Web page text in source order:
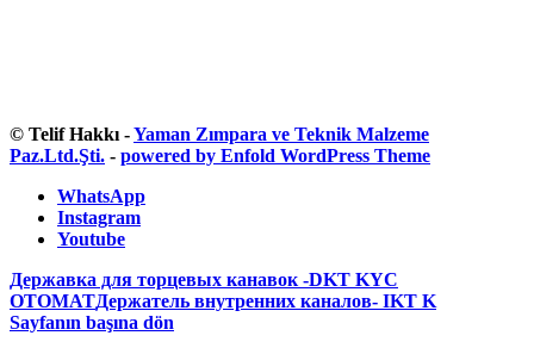
© Telif Hakkı -Yaman Zımpara ve Teknik Malzeme
Paz.Ltd.Şti. - powered by Enfold WordPress Theme
WhatsApp
Instagram
Youtube
Державка для торцевых канавок -DKT KYC
OTOMATДержатель внутренних каналов- IKT K
Sayfanın başına dön